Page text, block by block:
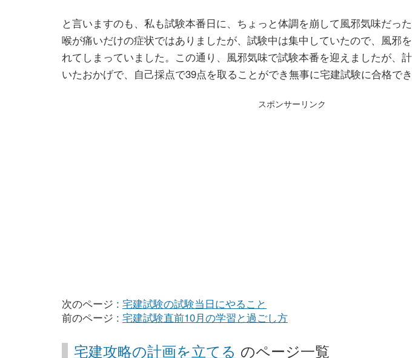
と言いますのも、私も試験本番日に、ちょっと体調を崩して風邪気味だっ
喉が痛いだけの症状ではありましたが、試験中は集中していたので、風邪
れてしまっていました。この通り、風邪気味で試験本番を迎えましたが、
いたおかげで、自己採点で39点を取ることができ無事に宅建試験に合格でき
スポンサーリンク
次のページ : 宅建試験の試験当日にやること
前のページ : 宅建試験直前10月の学習と過ごし方
宅建攻略の計画を立てる のページ一覧